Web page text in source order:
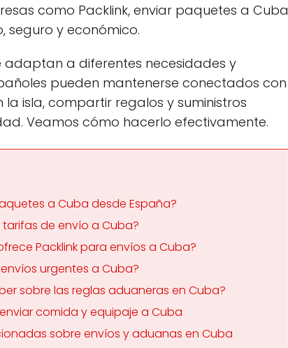
como Packlink, enviar paquetes a Cuba
seguro y económico.
adaptan a diferentes necesidades y
pueden mantenerse conectados con
la isla, compartir regalos y suministros
Veamos cómo hacerlo efectivamente.
a Cuba desde España?
tarifas de envío a Cuba?
Packlink para envíos a Cuba?
urgentes a Cuba?
sobre las reglas aduaneras en Cuba?
comida y equipaje a Cuba
sobre envíos y aduanas en Cuba